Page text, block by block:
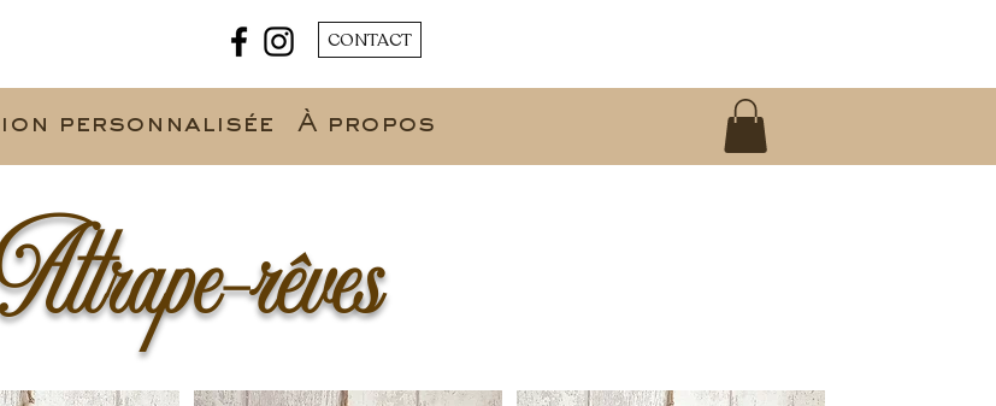
CONTACT
personnalisée À propos
rêves